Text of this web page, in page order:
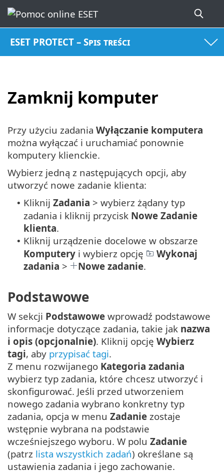
ESET PROTECT – Spis treści
Zamknij komputer
Przy użyciu zadania Wyłączanie komputera
można wyłączać i uruchamiać ponownie
komputery klienckie.
Wybierz jedną z następujących opcji, aby
utworzyć nowe zadanie klienta:
• Kliknij Zadania > wybierz żądany typ
zadania i kliknij przycisk Nowe Zadanie
klienta.
• Kliknij urządzenie docelowe w obszarze
Komputery i wybierz opcję
Wykonaj
zadania > Nowe zadanie.
Podstawowe
W sekcji Podstawowe wprowadź podstawowe
informacje dotyczące zadania, takie jak nazwa
i opis (opcjonalnie). Kliknij opcję Wybierz
tagi, aby przypisać tagi.
Z menu rozwijanego Kategoria zadania
wybierz typ zadania, które chcesz utworzyć i
skonfigurować. Jeśli przed utworzeniem
nowego zadania wybrano konkretny typ
zadania, opcja w menu Zadanie zostaje
wstępnie wybrana na podstawie
wcześniejszego wyboru. W polu Zadanie
(patrz lista wszystkich zadań) określane są
ustawienia zadania i jego zachowanie.